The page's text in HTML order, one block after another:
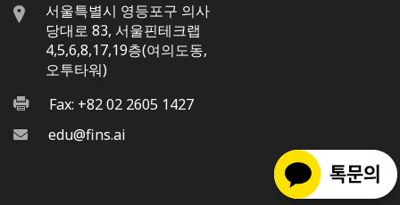
서울특별시 영등포구 의사
당대로 83, 서울핀테크랩
4,5,6,8,17,19층(여의도동,
오투타워)
Fax: +82 02 2605 1427
edu@fins.ai